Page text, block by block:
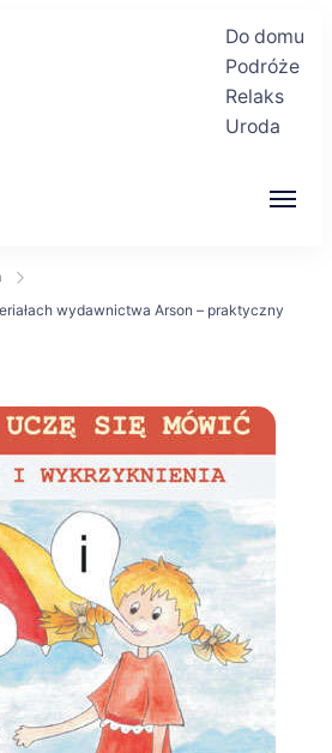
Do domu
Podróże
Relaks
Uroda
wydawnictwa Arson – praktyczny